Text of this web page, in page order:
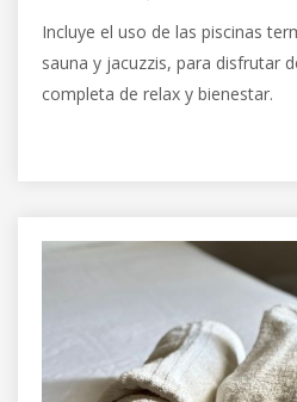
Incluye el uso de las piscinas
sauna y jacuzzis, para disfrutar
completa de relax y bienestar.